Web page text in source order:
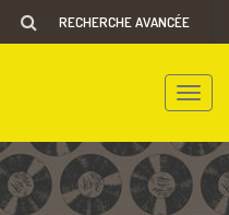
RECHERCHE AVANCÉE
Toggle